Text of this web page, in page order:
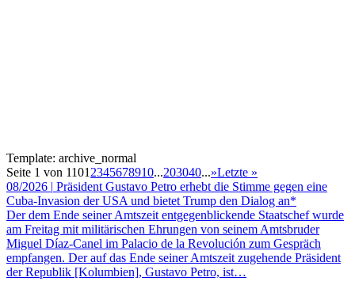
Template: archive_normal
Seite 1 von 1101 2345678910...203040...»Letzte »
08/2026 | Präsident Gustavo Petro erhebt die Stimme gegen eine
Cuba-Invasion der USA und bietet Trump den Dialog an*
Der dem Ende seiner Amtszeit entgegenblickende Staatschef wurde
am Freitag mit militärischen Ehrungen von seinem Amtsbruder
Miguel Díaz-Canel im Palacio de la Revolución zum Gespräch
empfangen. Der auf das Ende seiner Amtszeit zugehende Präsident
der Republik [Kolumbien], Gustavo Petro, ist…